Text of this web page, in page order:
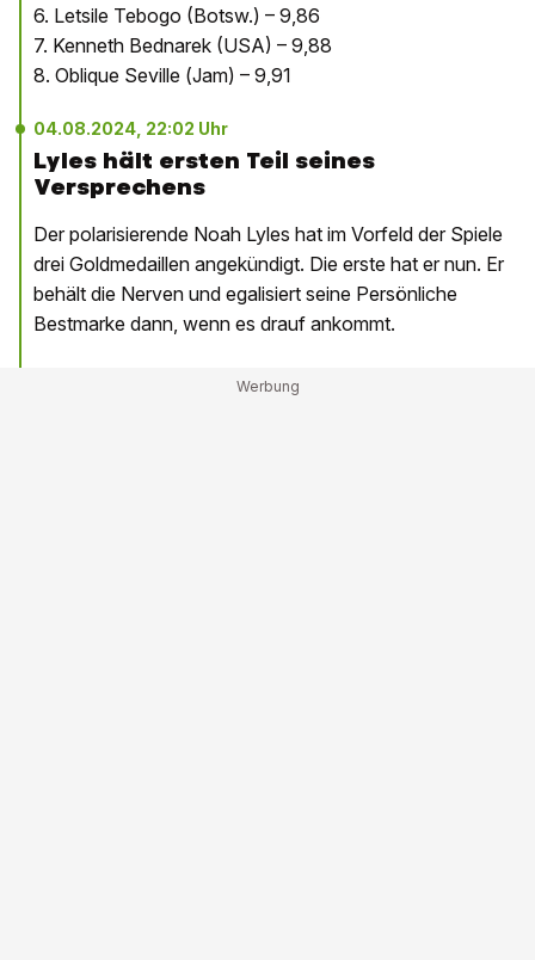
6. Letsile Tebogo (Botsw.) – 9,86
7. Kenneth Bednarek (USA) – 9,88
8. Oblique Seville (Jam) – 9,91
04.08.2024, 22:02 Uhr
Lyles hält ersten Teil seines
Versprechens
Der polarisierende Noah Lyles hat im Vorfeld der Spiele
drei Goldmedaillen angekündigt. Die erste hat er nun. Er
behält die Nerven und egalisiert seine Persönliche
Bestmarke dann, wenn es drauf ankommt.